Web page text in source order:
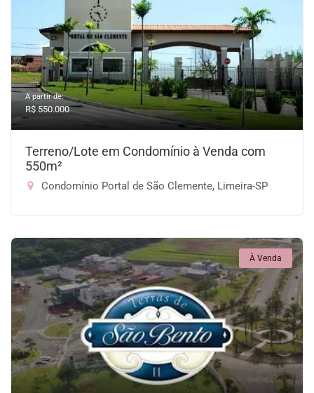
A partir de:
R$ 550.000
Terreno/Lote em Condomínio à Venda com
550m²
Condomínio Portal de São Clemente, Limeira-SP
À Venda